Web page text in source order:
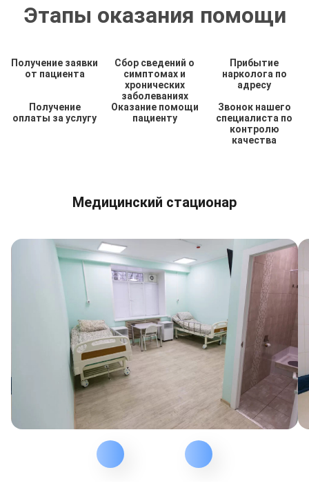
Этапы оказания помощи
Получение заявки
от пациента
Сбор сведений о
симптомах и
хронических
заболеваниях
Прибытие
нарколога по
адресу
Получение
оплаты за услугу
Оказание помощи
пациенту
Звонок нашего
специалиста по
контролю
качества
Медицинский стационар